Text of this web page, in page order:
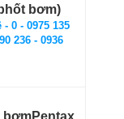
bơm)
0 - 0975 135
236 - 0936
bơmPentax